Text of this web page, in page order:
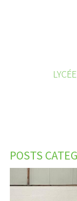
CONTACT
INSCRIPTIONS
POSTS